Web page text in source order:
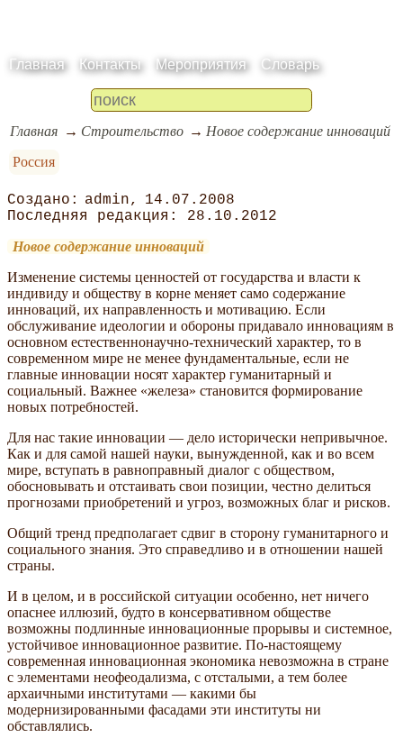
Главная Контакты Мероприятия Словарь
Главная Строительство
Новое содержание инноваций
Россия
admin
14.07.2008
28.10.2012
Новое содержание инноваций
Изменение системы ценностей от государства и власти к
индивиду и обществу в корне меняет само содержание
инноваций, их направленность и мотивацию. Если
обслуживание идеологии и обороны придавало инновациям в
основном естественнонаучно-технический характер, то в
современном мире не менее фундаментальные, если не
главные инновации носят характер гуманитарный и
социальный. Важнее «железа» становится формирование
новых потребностей.
Для нас такие инновации — дело исторически непривычное.
Как и для самой нашей науки, вынужденной, как и во всем
мире, вступать в равноправный диалог с обществом,
обосновывать и отстаивать свои позиции, честно делиться
прогнозами приобретений и угроз, возможных благ и рисков.
Общий тренд предполагает сдвиг в сторону гуманитарного и
социального знания. Это справедливо и в отношении нашей
страны.
И в целом, и в российской ситуации особенно, нет ничего
опаснее иллюзий, будто в консервативном обществе
возможны подлинные инновационные прорывы и системное,
устойчивое инновационное развитие. По-настоящему
современная инновационная экономика невозможна в стране
с элементами неофеодализма, с отсталыми, а тем более
архаичными институтами — какими бы
модернизированными фасадами эти институты ни
обставлялись.